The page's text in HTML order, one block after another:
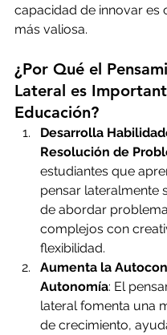
capacidad de innovar es
más valiosa.
¿Por Qué el
Lateral es
Educación?
Desarrolla
Resolución de
estudiantes que
pensar lateralmente
de abordar
complejos con
flexibilidad.
Aumenta la
Autonomía: El
lateral fomenta una
de crecimiento,